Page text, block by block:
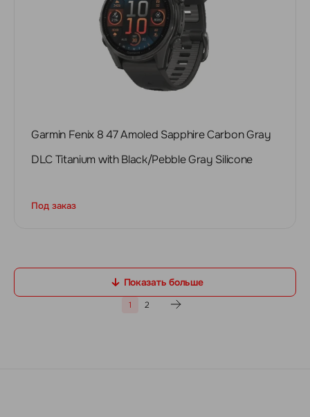
Garmin Fenix 8 47 Amoled Sapphire Carbon Gray
DLC Titanium with Black/Pebble Gray Silicone
Под заказ
1 2
Показать больше